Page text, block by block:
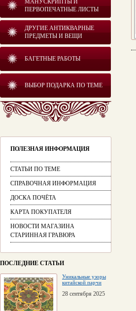
МАНУСКРИПТЫ И
ПЕРВОПЕЧАТНЫЕ ЛИСТЫ
ДРУГИЕ АНТИКВАРНЫЕ
ПРЕДМЕТЫ И ВЕЩИ
БАГЕТНЫЕ РАБОТЫ
ВЫБОР ПОДАРКА ПО ТЕМЕ
ПОЛЕЗНАЯ ИНФОРМАЦИЯ
СТАТЬИ ПО ТЕМЕ
СПРАВОЧНАЯ ИНФОРМАЦИЯ
ДОСКА ПОЧЁТА
КАРТА ПОКУПАТЕЛЯ
НОВОСТИ МАГАЗИНА
СТАРИННАЯ ГРАВЮРА
ПОСЛЕДНИЕ СТАТЬИ
Уникальные узоры
китайской парчи
28 сентября 2025